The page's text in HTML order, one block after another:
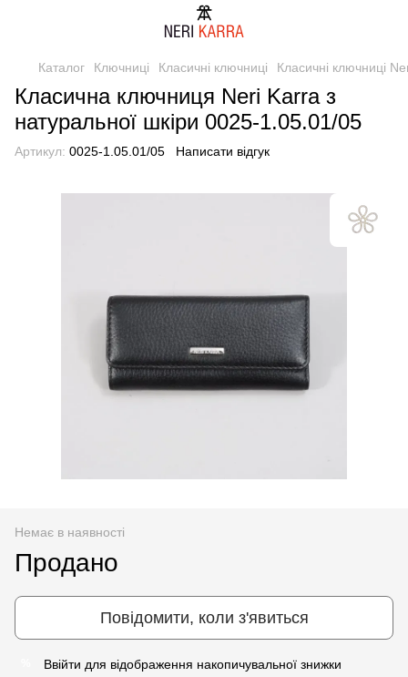
Каталог Ключниці Класичні ключниці Класичні ключниці
Класична ключниця Neri Karra з
натуральної шкіри 0025-1.05.01/05
Артикул: 0025-1.05.01/05 Написати відгук
Немає в наявності
Продано
Повідомити, коли з'явиться
Ввійти для відображення накопичувальної знижки